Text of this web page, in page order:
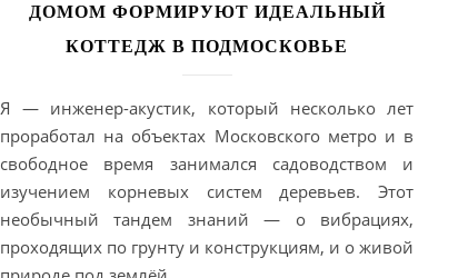
ДОМОМ ФОРМИРУЮТ ИДЕАЛЬНЫЙ
КОТТЕДЖ В ПОДМОСКОВЬЕ
Я — инженер-акустик, который несколько лет
проработал на объектах Московского метро и в
свободное время занимался садоводством и
изучением корневых систем деревьев. Этот
необычный тандем знаний — о вибрациях,
проходящих по грунту и конструкциям, и о живой